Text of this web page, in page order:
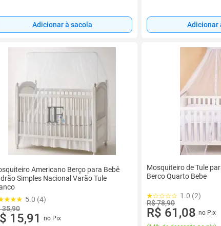
Adicionar à sacola Adicionar
Americano Berço para Bebê
Simples Nacional Varão Tule
5.0 (4)
35,90
15,91
no Pix
Mosquiteiro de Tule
Berco Quarto Bebe
1.0 (2)
R$ 78,90
R$ 61,08 no Pix